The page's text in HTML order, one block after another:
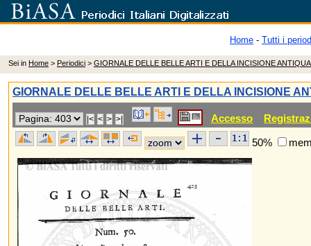
Home - Tutti i
Sei in Home > Periodici > GIORNALE DELLE BELLE ARTI E DELLA INCISIONE
GIORNALE DELLE BELLE ARTI E DELLA INCISIONE
Accesso
50%